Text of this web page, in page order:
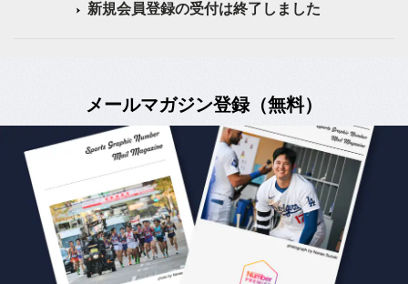
新規会員登録の受付は終了しました
メールマガジン登録（無料）